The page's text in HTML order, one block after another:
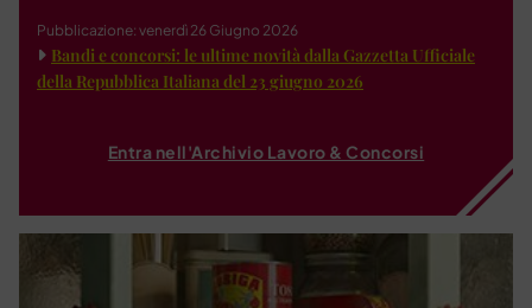
Pubblicazione: venerdì 26 Giugno 2026
Bandi e concorsi: le ultime novità dalla Gazzetta Ufficiale
della Repubblica Italiana del 23 giugno 2026
Entra nell'Archivio Lavoro & Concorsi